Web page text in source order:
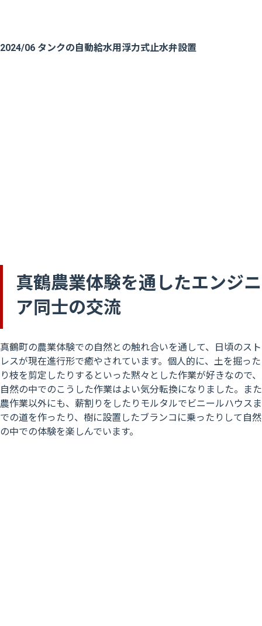
2024/06 タンクの自動給水用浮力式止水弁設置
真鶴農業体験を通したエンジニ
ア同士の交流
真鶴町の農業体験での自然との触れ合いを通して、日頃のスト
レスが現在進行形で癒やされています。個人的に、土を掘った
り枝を剪定したりするといった黙々とした作業が好きなので、
自然の中でのこうした作業はよい気分転換になりました。また
農作業以外にも、薪割りをしたりモルタルでビニールハウスま
での道を作ったり、樹に設置したブランコに乗ったりして自然
の中での体験を楽しんでいます。